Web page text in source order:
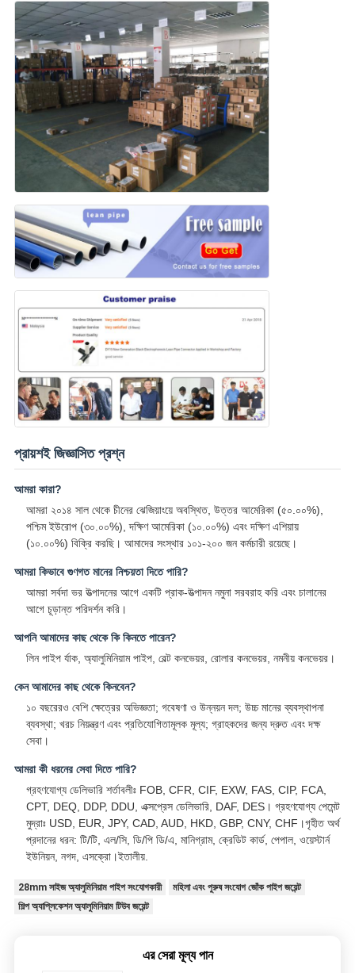
প্রায়শই জিজ্ঞাসিত প্রশ্ন
আমরা কারা?
আমরা ২০১৪ সাল থেকে চীনের ঝেজিয়াংয়ে অবস্থিত, উত্তর আমেরিকা (৫০.০০%),
পশ্চিম ইউরোপ (৩০.০০%), দক্ষিণ আমেরিকা (১০.০০%) এবং দক্ষিণ এশিয়ায়
(১০.০০%) বিক্রি করছি। আমাদের সংস্থার ১০১-২০০ জন কর্মচারী রয়েছে।
আমরা কিভাবে গুণগত মানের নিশ্চয়তা দিতে পারি?
আমরা সর্বদা ভর উত্পাদনের আগে একটি প্রাক-উত্পাদন নমুনা সরবরাহ করি এবং চালানের
আগে চূড়ান্ত পরিদর্শন করি।
আপনি আমাদের কাছ থেকে কি কিনতে পারেন?
লিন পাইপ র্যাক, অ্যালুমিনিয়াম পাইপ, বেল্ট কনভেয়র, রোলার কনভেয়র, নমনীয় কনভেয়র।
কেন আমাদের কাছ থেকে কিনবেন?
১০ বছরেরও বেশি ক্ষেত্রের অভিজ্ঞতা; গবেষণা ও উন্নয়ন দল; উচ্চ মানের ব্যবস্থাপনা
ব্যবস্থা; খরচ নিয়ন্ত্রণ এবং প্রতিযোগিতামূলক মূল্য; গ্রাহকদের জন্য দ্রুত এবং দক্ষ
সেবা।
আমরা কী ধরনের সেবা দিতে পারি?
গ্রহণযোগ্য ডেলিভারি শর্তাবলীঃ FOB, CFR, CIF, EXW, FAS, CIP, FCA,
CPT, DEQ, DDP, DDU, এক্সপ্রেস ডেলিভারি, DAF, DES। গ্রহণযোগ্য পেমেন্ট
মুদ্রাঃ USD, EUR, JPY, CAD, AUD, HKD, GBP, CNY, CHF।গৃহীত অর্থ
প্রদানের ধরন: টি/টি, এল/সি, ডি/পি ডি/এ, মানিগ্রাম, ক্রেডিট কার্ড, পেপাল, ওয়েস্টার্ন
ইউনিয়ন, নগদ, এসক্রো।ইতালীয়.
28mm সাইজ অ্যালুমিনিয়াম পাইপ সংযোগকারী
মহিলা এবং পুরুষ সংযোগ জোঁক পাইপ জয়েন্ট
শিল্প অ্যাপ্লিকেশন অ্যালুমিনিয়াম টিউব জয়েন্ট
এর সেরা মূল্য পান